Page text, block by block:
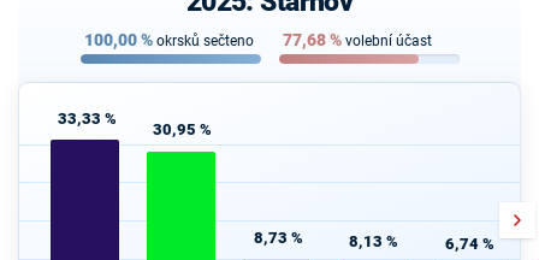
100,00% okrsků sečteno 77,68% volební účast
33,33 %
30,95 %
8,73 % 8,13 % 6,74 %